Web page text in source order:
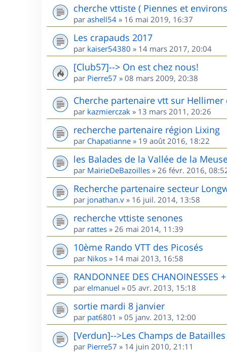
cherche vttiste ( Piennes et
par ashell54 » 16 mai 2019, 16:37
Les crapauds 2017
par kaiser54380 » 14 mars 2017, 20:04
[Club57]--> On est chez nous!
par Pierre57 » 08 mars 2009, 20:38
Cherche partenaire vtt sur Hellimer
par kazmierczak » 13 mars 2011, 20:26
recherche partenaire région Lixing
par Chapatianne » 19 août 2016, 18:22
les Balades de la Vallée de la
par MairieDeBazoilles » 26 févr. 2016,
Recherche partenaire secteur
par jonathan.v » 16 juil. 2014, 13:58
recherche vttiste senones
par rattes » 26 mai 2014, 11:39
10ème Rando VTT des Picosés
par Nikos » 14 mai 2013, 16:58
RANDONNEE DES CHANOINESSES
par elmanuel » 05 avr. 2013, 15:18
sortie mardi 8 janvier
par pat6801 » 05 janv. 2013, 12:00
[Verdun]-->Les Champs de Batailles
par Pierre57 » 14 juin 2010, 21:11